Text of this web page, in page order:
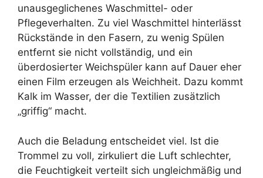
unausgeglichenes Waschmittel- oder
Pflegeverhalten. Zu viel Waschmittel hinterlässt
Rückstände in den Fasern, zu wenig Spülen
entfernt sie nicht vollständig, und ein
überdosierter Weichspüler kann auf Dauer eher
einen Film erzeugen als Weichheit. Dazu kommt
Kalk im Wasser, der die Textilien zusätzlich
„griffig“ macht.
Auch die Beladung entscheidet viel. Ist die
Trommel zu voll, zirkuliert die Luft schlechter,
die Feuchtigkeit verteilt sich ungleichmäßig und